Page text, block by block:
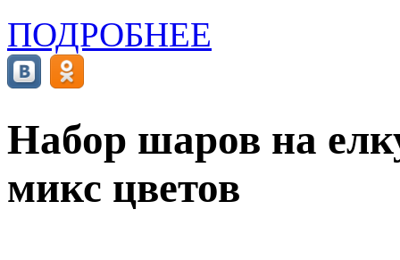
ПОДРОБНЕЕ
Набор шаров на
микс цветов